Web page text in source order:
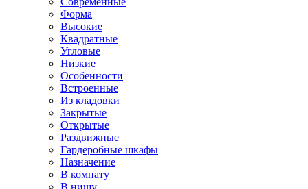
Форма
Высокие
Квадратные
Угловые
Низкие
Особенности
Встроенные
Из кладовки
Закрытые
Открытые
Раздвижные
Гардеробные шкафы
Назначение
В комнату
В нишу